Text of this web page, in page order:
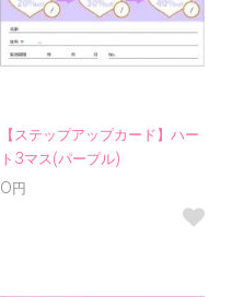
【ステップアップカード】ハー
ト3マス(パープル)
0円